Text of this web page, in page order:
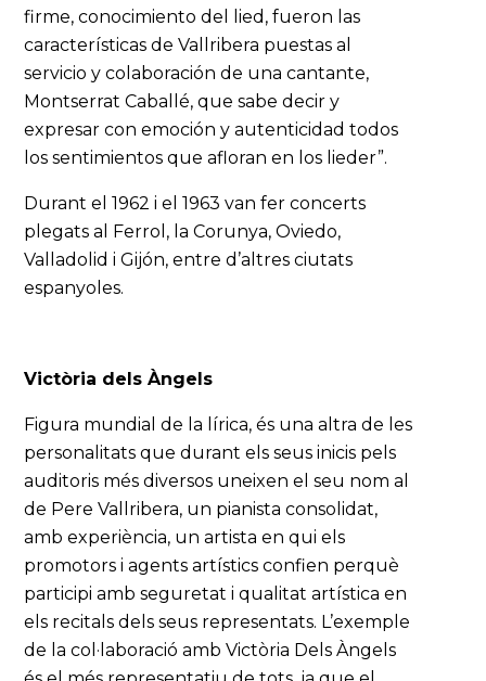
firme, conocimiento del lied, fueron las
características de Vallribera puestas al
servicio y colaboración de una cantante,
Montserrat Caballé, que sabe decir y
expresar con emoción y autenticidad todos
los sentimientos que afloran en los lieder”.
Durant el 1962 i el 1963 van fer concerts
plegats al Ferrol, la Corunya, Oviedo,
Valladolid i Gijón, entre d’altres ciutats
espanyoles.
Victòria dels Àngels
Figura mundial de la lírica, és una altra de les
personalitats que durant els seus inicis pels
auditoris més diversos uneixen el seu nom al
de Pere Vallribera, un pianista consolidat,
amb experiència, un artista en qui els
promotors i agents artístics confien perquè
participi amb seguretat i qualitat artística en
els recitals dels seus representats. L’exemple
de la col·laboració amb Victòria Dels Àngels